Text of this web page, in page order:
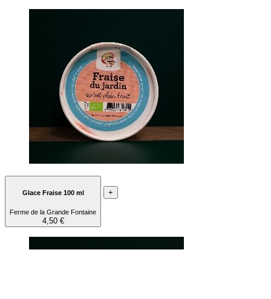
Glace Fraise 100 ml
Ferme de la Grande Fontaine
4,50 €
+